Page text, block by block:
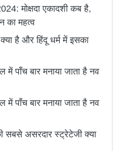
मोक्षदा एकादशी कब है,
का महत्व
है और हिंदू धर्म में इसका
पाँच बार मनाया जाता है नव
पाँच बार मनाया जाता है नव
असरदार स्ट्रेटेजी क्या